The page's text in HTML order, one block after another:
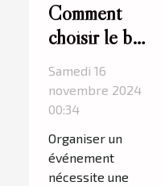
Comment
choisir le bon
type de
structure
gonflable
pour votre
événement ?
Samedi 16
novembre 2024
00:34
Organiser un
événement
nécessite une